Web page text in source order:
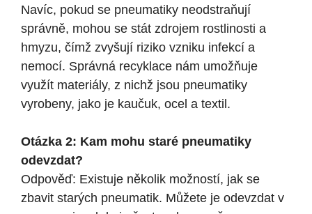
Navíc, pokud se pneumatiky neodstraňují
správně, mohou se stát zdrojem rostlinosti a
hmyzu, čímž zvyšují riziko vzniku infekcí a
nemocí. Správná recyklace nám umožňuje
využít materiály, z nichž jsou pneumatiky
vyrobeny, jako je kaučuk, ocel a textil.
Otázka 2: Kam mohu staré pneumatiky
odevzdat?
Odpověď: Existuje několik možností, jak se
zbavit starých pneumatik. Můžete je odevzdat v